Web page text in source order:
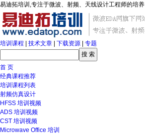
易迪拓培训,专注于微波、射频、天线设计工程师的培养
培训课程 技术文章 下载资源 专题
首 页
经典课程推荐
培训课程列表
射频仿真设计
HFSS 培训视频
ADS 培训视频
CST 培训视频
Microwave Office 培训